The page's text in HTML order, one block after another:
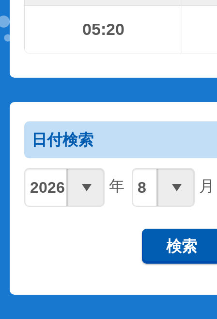
05:20
日付検索
年 月
検索